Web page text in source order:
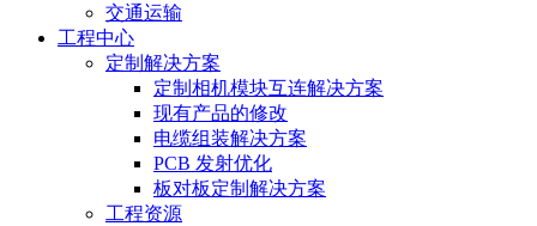
交通运输
工程中心
定制解决方案
定制相机模块互连解决方案
现有产品的修改
电缆组装解决方案
PCB 发射优化
板对板定制解决方案
工程资源